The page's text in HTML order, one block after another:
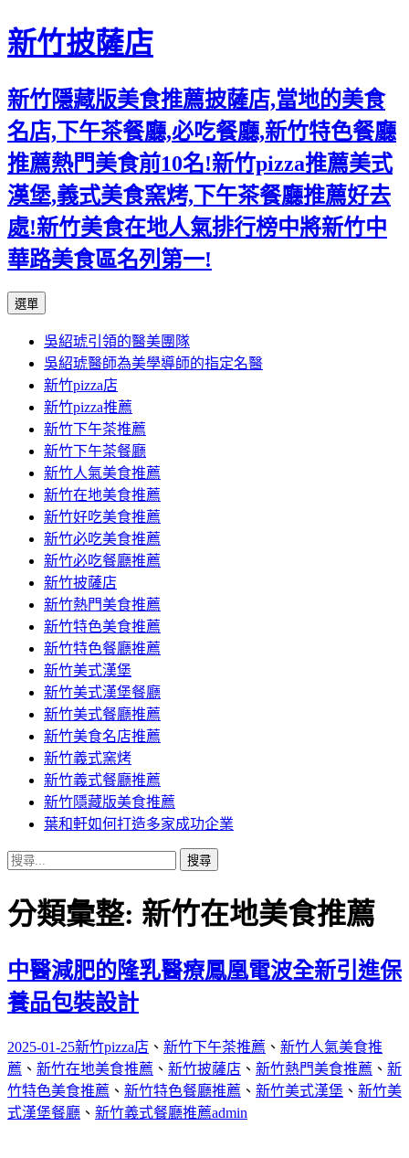
新竹披薩店
新竹隱藏版美食推薦披薩店,當地的美食
名店,下午茶餐廳,必吃餐廳,新竹特色餐廳
推薦熱門美食前10名!新竹pizza推薦美式
漢堡,義式美食窯烤,下午茶餐廳推薦好去
處!新竹美食在地人氣排行榜中將新竹中
華路美食區名列第一!
選單
主
要
內
容
吳紹琥引領的醫美團隊
吳紹琥醫師為美學導師的指定名醫
新竹pizza店
新竹pizza推薦
新竹下午茶推薦
新竹下午茶餐廳
新竹人氣美食推薦
新竹在地美食推薦
新竹好吃美食推薦
新竹必吃美食推薦
新竹必吃餐廳推薦
新竹披薩店
新竹熱門美食推薦
新竹特色美食推薦
新竹特色餐廳推薦
新竹美式漢堡
新竹美式漢堡餐廳
新竹美式餐廳推薦
新竹美食名店推薦
新竹義式窯烤
新竹義式餐廳推薦
新竹隱藏版美食推薦
葉和軒如何打造多家成功企業
搜
關
鍵
分類彙整: 新竹在地美食推薦
中醫減肥的隆乳醫療鳳凰電波全新引進保
養品包裝設計
2025-01-25新竹pizza店 、 新竹下午茶推薦 、 新竹人氣美食推
薦 、 新竹在地美食推薦 、 新竹披薩店 、 新竹熱門美食推薦 、 新
竹特色美食推薦 、 新竹特色餐廳推薦 、 新竹美式漢堡 、 新竹美
式漢堡餐廳 、 新竹義式餐廳推薦admin